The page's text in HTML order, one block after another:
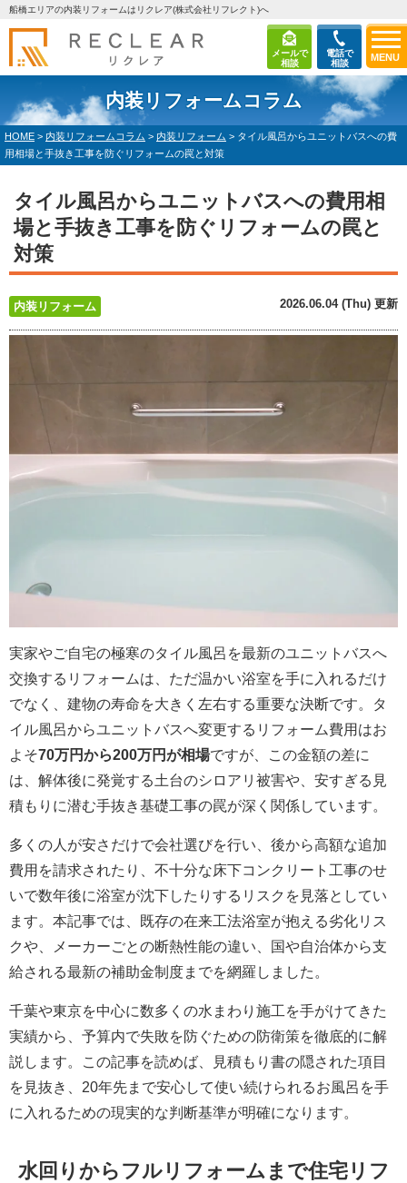
メールで
相談
電話で
相談
MENU
船橋エリアの内装リフォームはリクレア(株式会社リフレクト)へ
内装リフォームコラム
HOME > 内装リフォームコラム > 内装リフォーム > タイル風呂からユニットバスへの費
用相場と手抜き工事を防ぐリフォームの罠と対策
タイル風呂からユニットバスへの費用相
場と手抜き工事を防ぐリフォームの罠と
対策
内装リフォーム 2026.06.04 (Thu) 更新
実家やご自宅の極寒のタイル風呂を最新のユニットバスへ
交換するリフォームは、ただ温かい浴室を手に入れるだけ
でなく、建物の寿命を大きく左右する重要な決断です。タ
イル風呂からユニットバスへ変更するリフォーム費用はお
よそ70万円から200万円が相場ですが、この金額の差に
は、解体後に発覚する土台のシロアリ被害や、安すぎる見
積もりに潜む手抜き基礎工事の罠が深く関係しています。
多くの人が安さだけで会社選びを行い、後から高額な追加
費用を請求されたり、不十分な床下コンクリート工事のせ
いで数年後に浴室が沈下したりするリスクを見落としてい
ます。本記事では、既存の在来工法浴室が抱える劣化リス
クや、メーカーごとの断熱性能の違い、国や自治体から支
給される最新の補助金制度までを網羅しました。
千葉や東京を中心に数多くの水まわり施工を手がけてきた
実績から、予算内で失敗を防ぐための防衛策を徹底的に解
説します。この記事を読めば、見積もり書の隠された項目
を見抜き、20年先まで安心して使い続けられるお風呂を手
に入れるための現実的な判断基準が明確になります。
水回りからフルリフォームまで住宅リフ